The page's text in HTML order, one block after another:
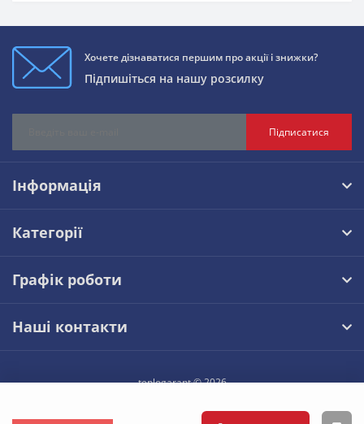
Хочете дізнаватися першим про акції і знижки?
Підпишіться на нашу розсилку
Підписатися
Інформація
Категорії
Графік роботи
Наші контакти
teplogarant © 2026